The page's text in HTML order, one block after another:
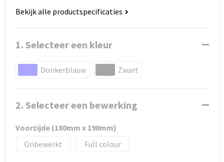
Bekijk alle productspecificaties
1. Selecteer een kleur
Donkerblauw Zwart
2. Selecteer een bewerking
Voorzijde (180mm x 190mm)
Onbewerkt
Full colour